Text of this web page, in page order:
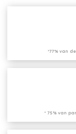
*77% van
* 75% van